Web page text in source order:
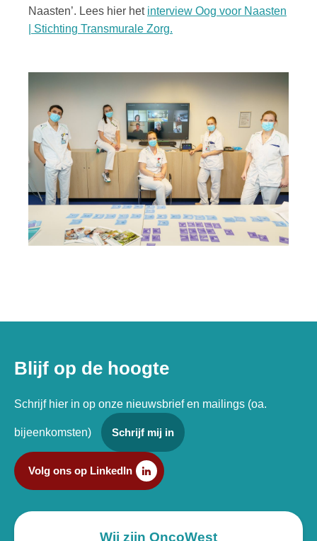
Naasten’. Lees hier het interview Oog voor Naasten
| Stichting Transmurale Zorg.
Blijf op de hoogte
Schrijf hier in op onze nieuwsbrief en mailings (oa.
bijeenkomsten) Schrijf mij in
Volg ons op LinkedIn
Wij zijn OncoWest